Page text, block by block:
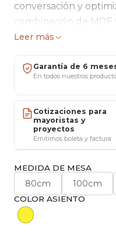
conversación y
combinación de
y calidez. Ideal para
Medidas disponibles
Diámetro: 80 cm · 100
Cubierta fabricada en
Base de MDF con
negro, firme y estable.
Leer más
Garantía de 6
En todos nuestros
Cotizaciones para
mayoristas y
proyectos
Emitimos boleta y factura
MEDIDA DE MESA
80cm 100cm
COLOR ASIENTO